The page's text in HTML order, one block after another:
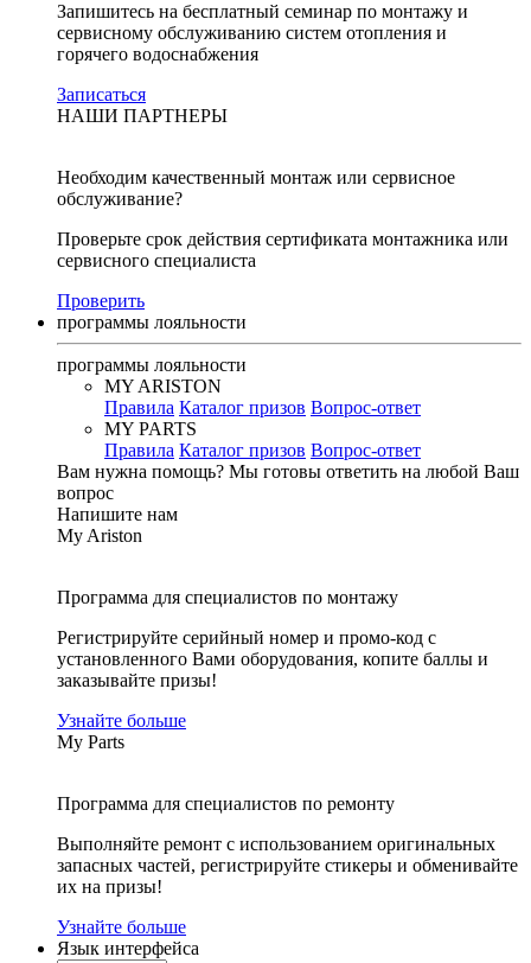
Запишитесь на бесплатный семинар по монтажу и
сервисному обслуживанию систем отопления и
горячего водоснабжения
Записаться
НАШИ ПАРТНЕРЫ
Необходим качественный монтаж или сервисное
обслуживание?
Проверьте срок действия сертификата монтажника или
сервисного специалиста
Проверить
программы лояльности
программы лояльности
MY ARISTON
Правила Каталог призов Вопрос-ответ
MY PARTS
Правила Каталог призов Вопрос-ответ
Вам нужна помощь? Мы готовы ответить на любой Ваш
вопрос
Напишите нам
My Ariston
Программа для специалистов по монтажу
Регистрируйте серийный номер и промо-код с
установленного Вами оборудования, копите баллы и
заказывайте призы!
Узнайте больше
My Parts
Программа для специалистов по ремонту
Выполняйте ремонт с использованием оригинальных
запасных частей, регистрируйте стикеры и обменивайте
их на призы!
Узнайте больше
Язык интерфейса